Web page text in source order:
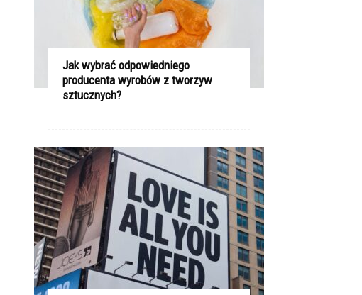
Jak wybrać odpowiedniego
producenta wyrobów z tworzyw
sztucznych?